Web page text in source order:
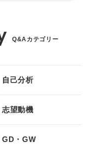
Q&Aカテゴリー
自己分析
志望動機
GD・GW